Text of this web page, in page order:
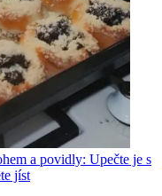
a povidly: Upečte je s
jíst